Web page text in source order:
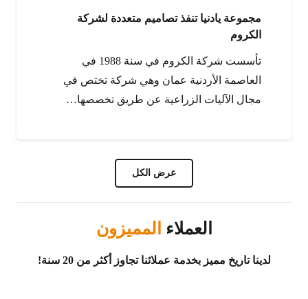
مجموعة يادنيا تنفذ تصاميم متعددة لشركة
الكروم
تأسست شركة الكروم في سنة 1988 في
العاصمة الأردنية عمان وهي شركة تختص في
مجال الآليات الزراعية عن طريق تخصصها…
عرض الكل
العملاء المميزون
لدينا تاريخ مميز بخدمة عملائنا تجاوز أكثر من 20 سنة!